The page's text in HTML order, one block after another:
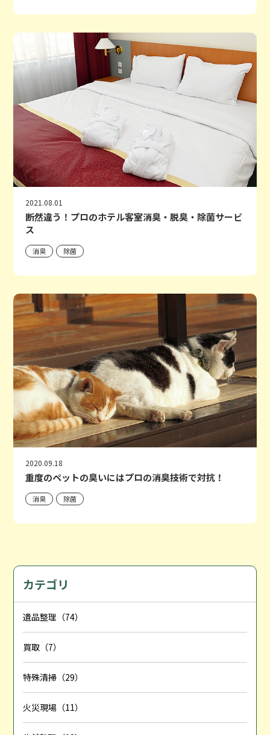
2021.08.01
断然違う！プロのホテル客室消臭・脱臭・除菌サービ
ス
消臭 除菌
2020.09.18
重度のペットの臭いにはプロの消臭技術で対抗！
消臭 除菌
カテゴリ
遺品整理（74）
買取（7）
特殊清掃（29）
火災現場（11）